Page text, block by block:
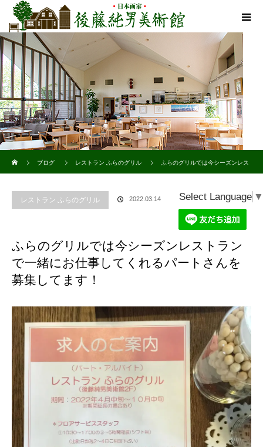
ブログ
レストラン ふらのグリル ふらのグリルでは今シーズンレス
レストラン ふらのグリル 2022.03.14 Select Language ▼
ふらのグリルでは今シーズンレストラン
で一緒にお仕事してくれるパートさんを
募集してます！